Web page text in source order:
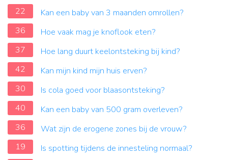
22
Kan een baby van 3 maanden omrollen?
36
Hoe vaak mag je knoflook eten?
37
Hoe lang duurt keelontsteking bij kind?
42
Kan mijn kind mijn huis erven?
30
Is cola goed voor blaasontsteking?
40
Kan een baby van 500 gram overleven?
36
Wat zijn de erogene zones bij de vrouw?
19
Is spotting tijdens de innesteling normaal?